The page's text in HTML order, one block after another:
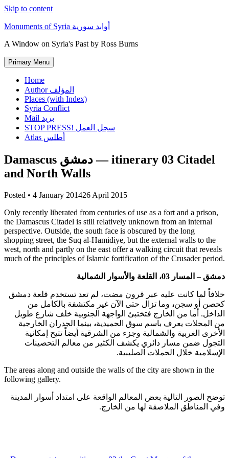
Skip to content
Monuments of Syria أوابد سورية
A Window on Syria's Past by Ross Burns
Primary Menu
Home
Author المؤلف
Places (with Index)
Syria Conflict
Mail بريد
STOP PRESS! سجل العمل
Atlas أطلس
Damascus دمشق — itinerary 03 Citadel
and North Walls
Posted • 4 January 201426 April 2015
Only recently liberated from centuries of use as a fort and a prison,
the Damascus Citadel is still relatively unknown from an internal
perspective. Outside, the south face is obscured by the long
shopping street, the Suq al-Hamidiye, but the external walls to the
west, north and partly on the east offer a walking circuit that reveals
much of the principles of Islamic fortification of the Crusader period.
دمشق – المسار 03، القلعة والأسوار الشمالية
خلافاً لما كانت عليه عبر قرون مضت، لم تعد تستخدم قلعة دمشق
كحصن أو سجن، وما تزال حتى الآن غير مكتشفة بالكامل من
الداخل. أما من الخارج فتختبئ الواجهة الجنوبية خلف شارع طويل
من المحلات يعرف باسم سوق الحميدية، بينما الجدران الخارجية
الأخرى الغربية والشمالية وجزء من الشرقية أيضاً تتيح إمكانية
التجول ضمن مسار دائري يكشف الكثير من معالم التحصينات
الإسلامية خلال الحملات الصليبية.
The areas along and outside the walls of the city are shown in the
following gallery.
توضح الصور التالية بعض المعالم الواقعة على امتداد أسوار المدينة
وفي المناطق الملاصقة لها من الخارج.